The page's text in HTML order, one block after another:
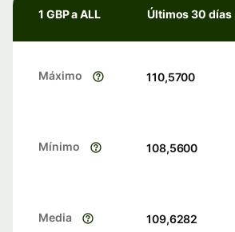
1 GBP a ALL Últimos 30 días
Máximo 110,5700
Mínimo 108,5600
Media 109,6282